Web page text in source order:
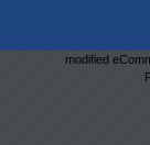
modified